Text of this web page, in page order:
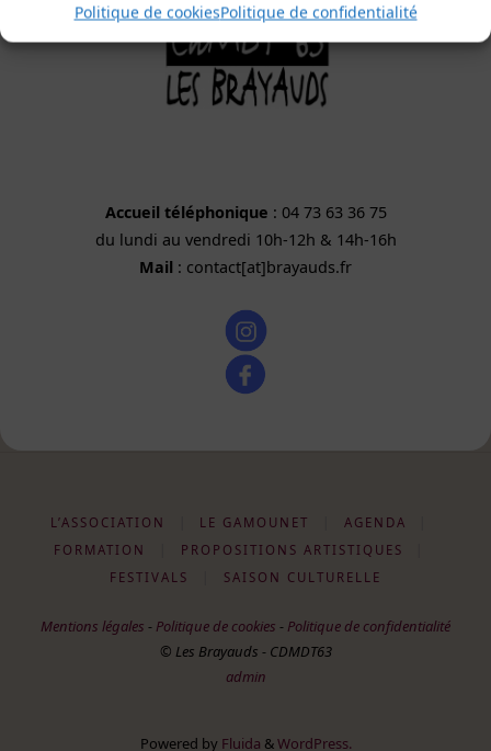
Politique de cookiesPolitique de confidentialité
Accueil téléphonique : 04 73 63 36 75
du lundi au vendredi 10h-12h & 14h-16h
Mail : contact[at]brayauds.fr
L’ASSOCIATION LE GAMOUNET AGENDA
FORMATION
PROPOSITIONS ARTISTIQUES
FESTIVALS
SAISON CULTURELLE
Mentions légales - Politique de cookies - Politique de confidentialité
© Les Brayauds - CDMDT63
admin
Powered byFluida &WordPress.